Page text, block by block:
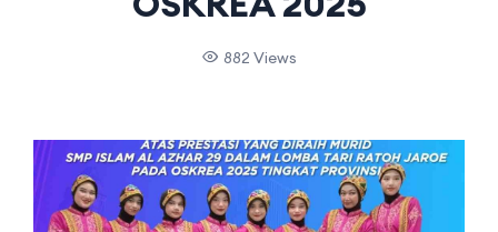
882 Views